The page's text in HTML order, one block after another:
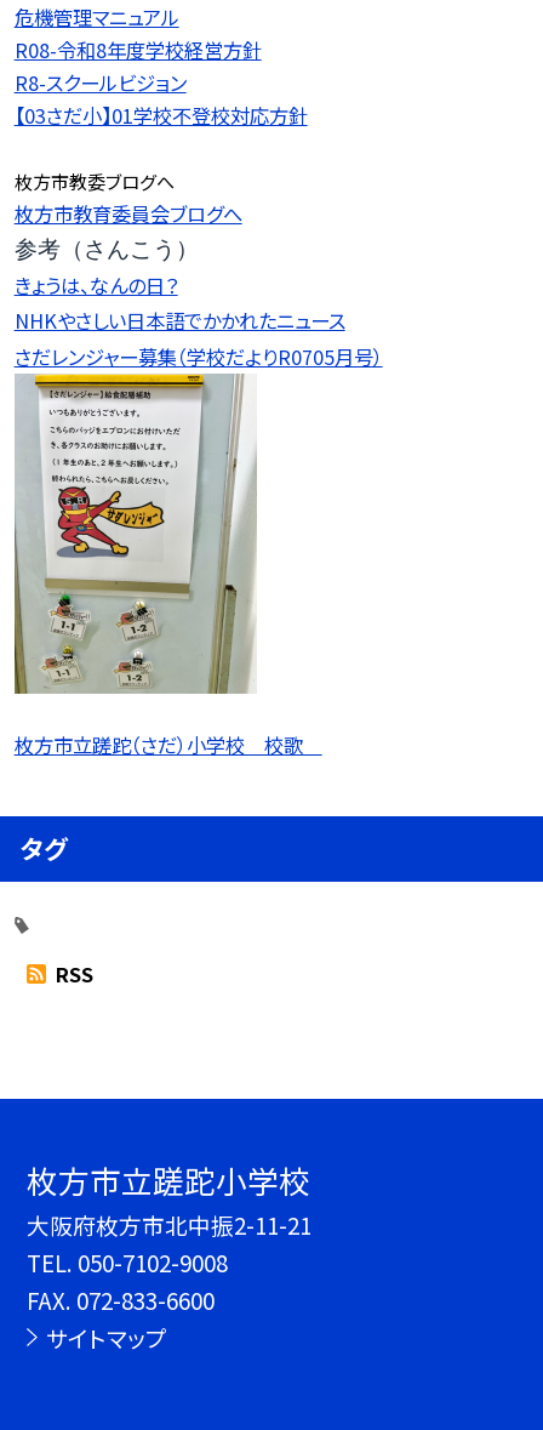
危機管理マニュアル
R08-令和8年度学校経営方針
R8-スクールビジョン
【03さだ小】01学校不登校対応方針
枚方市教委ブログへ
枚方市教育委員会ブログへ
参考（さんこう）
きょうは、なんの日？
NHKやさしい日本語でかかれたニュース
さだレンジャー募集（学校だよりR0705月号）
枚方市立蹉跎（さだ）小学校 校歌
タグ
RSS
枚方市立蹉跎小学校
大阪府枚方市北中振2-11-21
TEL. 050-7102-9008
FAX. 072-833-6600
サイトマップ